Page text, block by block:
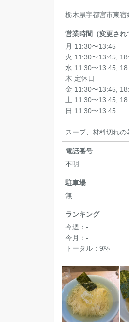
栃木県宇都宮市東
営業時間（変更され
月 11:30〜13:45
火 11:30〜13:45,
水 11:30〜13:45,
木 定休日
金 11:30〜13:45,
土 11:30〜13:45,
日 11:30〜13:45
スープ、材料切れ
電話番号
不明
駐車場
無
ランキング
今週： -
今月： -
トータル： 9杯